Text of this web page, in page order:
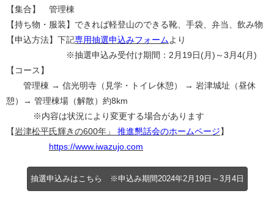
【集合】 管理棟
【持ち物・服装】できれば軽登山のできる靴、手袋、弁当、飲み物
【申込方法】下記専用抽選申込みフォームより
※抽選申込み受付け期間：2月19日(月)～3月4(月)
【コース】
管理棟 → 信光明寺（見学・トイレ休憩） → 岩津城址（昼休
憩）→ 管理棟場（解散）約8km
※内容は状況により変更する場合があります
【岩津松平氏輝きの600年」 推進懇話会のホームページ】
https://www.iwazujo.com
抽選申込みはこちら ※申込み期間2024年2月19日～3月4日